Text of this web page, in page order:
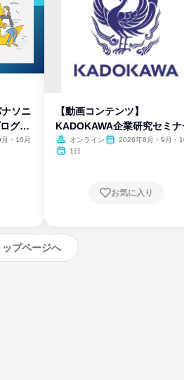
ソニ
グラ
・10月
【動画コンテンツ】
KADOKAWA企業研究セミナ
オンライン
2026年8月・9月・
1日
お気に入り
ップページへ